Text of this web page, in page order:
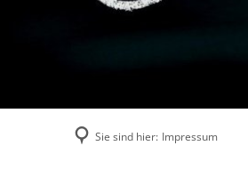
Sie sind hier: Impressum